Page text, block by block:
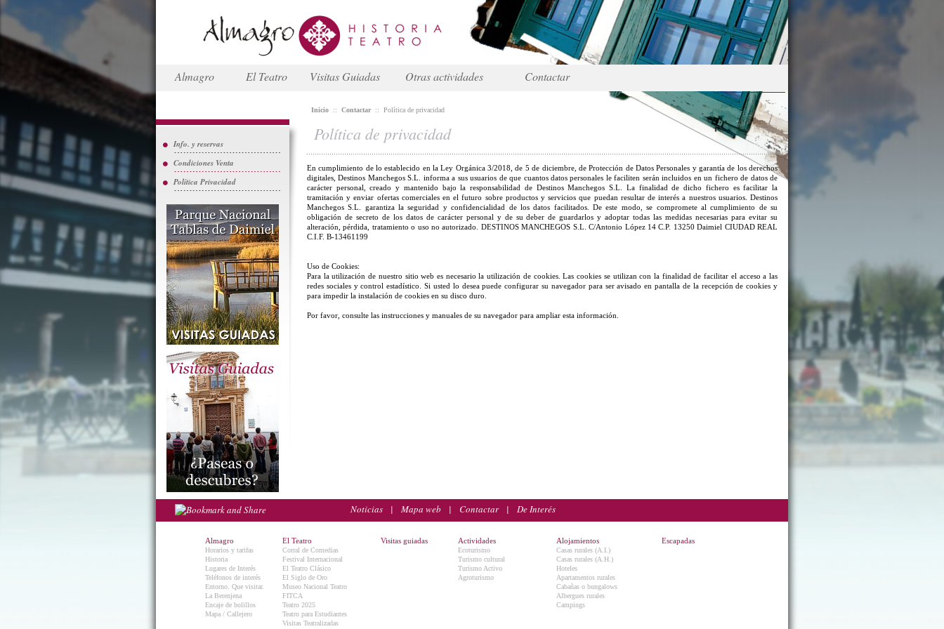
Almagro El Teatro Visitas Guiadas Otras actividades Contactar
Info. y reservas
Condiciones Venta
Política Privacidad
Inicio :: Contactar :: Política de privacidad
Política de privacidad
En cumplimiento de lo establecido en la Ley Orgánica 3/2018, de 5 de diciembre, de Protección de Datos Personales y garantía de los derechos
digitales, Destinos Manchegos S.L. informa a sus usuarios de que cuantos datos personales le faciliten serán incluidos en un fichero de datos de
carácter personal, creado y mantenido bajo la responsabilidad de Destinos Manchegos S.L. La finalidad de dicho fichero es facilitar la
tramitación y enviar ofertas comerciales en el futuro sobre productos y servicios que puedan resultar de interés a nuestros usuarios. Destinos
Manchegos S.L. garantiza la seguridad y confidencialidad de los datos facilitados. De este modo, se compromete al cumplimiento de su
obligación de secreto de los datos de carácter personal y de su deber de guardarlos y adoptar todas las medidas necesarias para evitar su
alteración, pérdida, tratamiento o uso no autorizado. DESTINOS MANCHEGOS S.L. C/Antonio López 14 C.P. 13250 Daimiel CIUDAD REAL
C.I.F. B-13461199
Uso de Cookies:
Para la utilización de nuestro sitio web es necesario la utilización de cookies. Las cookies se utilizan con la finalidad de facilitar el acceso a las
redes sociales y control estadístico. Si usted lo desea puede configurar su navegador para ser avisado en pantalla de la recepción de cookies y
para impedir la instalación de cookies en su disco duro.
Por favor, consulte las instrucciones y manuales de su navegador para ampliar esta información.
Noticias | Mapa web | Contactar| De Interés
Almagro
Horarios y tarifas
Historia
Lugares de Interés
Teléfonos de interés
Entorno. Que visitar.
La Berenjena
Encaje de bolillos
Mapa / Callejero
El Teatro
Corral de Comedias
Festival Internacional
El Teatro Clásico
El Siglo de Oro
Museo Nacional Teatro
FITCA
Teatro 2025
Teatro para Estudiantes
Visitas Teatralizadas
Visitas guiadas Actividades
Ecoturismo
Turismo cultural
Turismo Activo
Agroturismo
Alojamientos
Casas rurales (A.I.)
Casas rurales (A.H.)
Hoteles
Apartamentos rurales
Cabañas o bungalows
Albergues rurales
Campings
Escapadas